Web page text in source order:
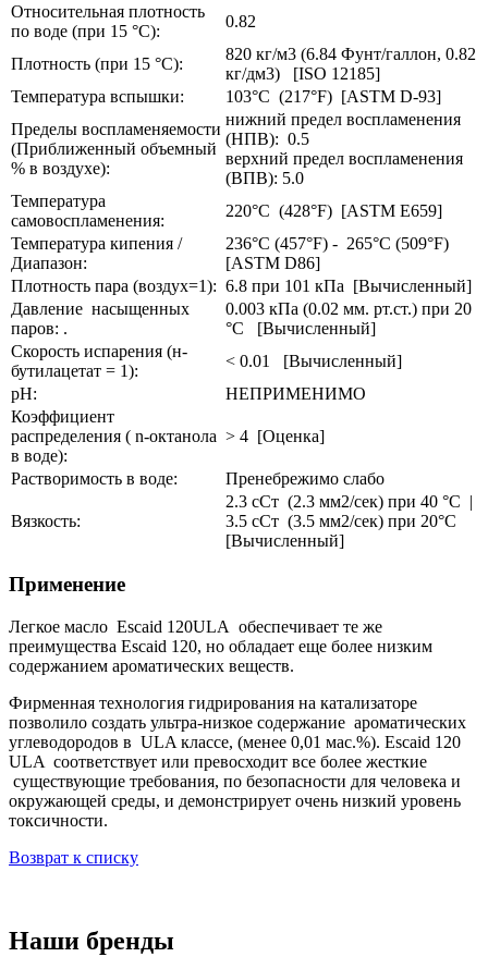
Относительная плотность
по воде (при 15 °С):
0.82
Плотность (при 15 °С):
820 кг/м3 (6.84 Фунт/галлон, 0.82
кг/дм3) [ISO 12185]
Температура вспышки:
103°С (217°F) [ASTM D-93]
Пределы воспламеняемости
(Приближенный объемный
% в воздухе):
нижний предел воспламенения
(НПВ): 0.5
верхний предел воспламенения
(ВПВ): 5.0
Температура
самовоспламенения:
220°С (428°F) [ASTM E659]
Температура кипения /
Диапазон:
236°С (457°F) - 265°С (509°F)
[ASTM D86]
Плотность пара (воздух=1): 6.8 при 101 кПа [Вычисленный]
Давление насыщенных
паров: .
0.003 кПа (0.02 мм. рт.ст.) при 20
°С [Вычисленный]
Скорость испарения (н-
бутилацетат = 1):
< 0.01 [Вычисленный]
pH:
НЕПРИМЕНИМО
Коэффициент
распределения ( n-октанола
в воде):
> 4 [Оценка]
Растворимость в воде: Пренебрежимо слабо
Вязкость:
2.3 сСт (2.3 мм2/сек) при 40 °С |
3.5 сСт (3.5 мм2/сек) при 20°С
[Вычисленный]
Применение
Легкое масло Escaid 120ULA обеспечивает те же
преимущества Escaid 120, но обладает еще более низким
содержанием ароматических веществ.
Фирменная технология гидрирования на катализаторе
позволило создать ультра-низкое содержание ароматических
углеводородов в ULA классе, (менее 0,01 мас.%). Escaid 120
ULA соответствует или превосходит все более жесткие
существующие требования, по безопасности для человека и
окружающей среды, и демонстрирует очень низкий уровень
токсичности.
Возврат к списку
Наши бренды